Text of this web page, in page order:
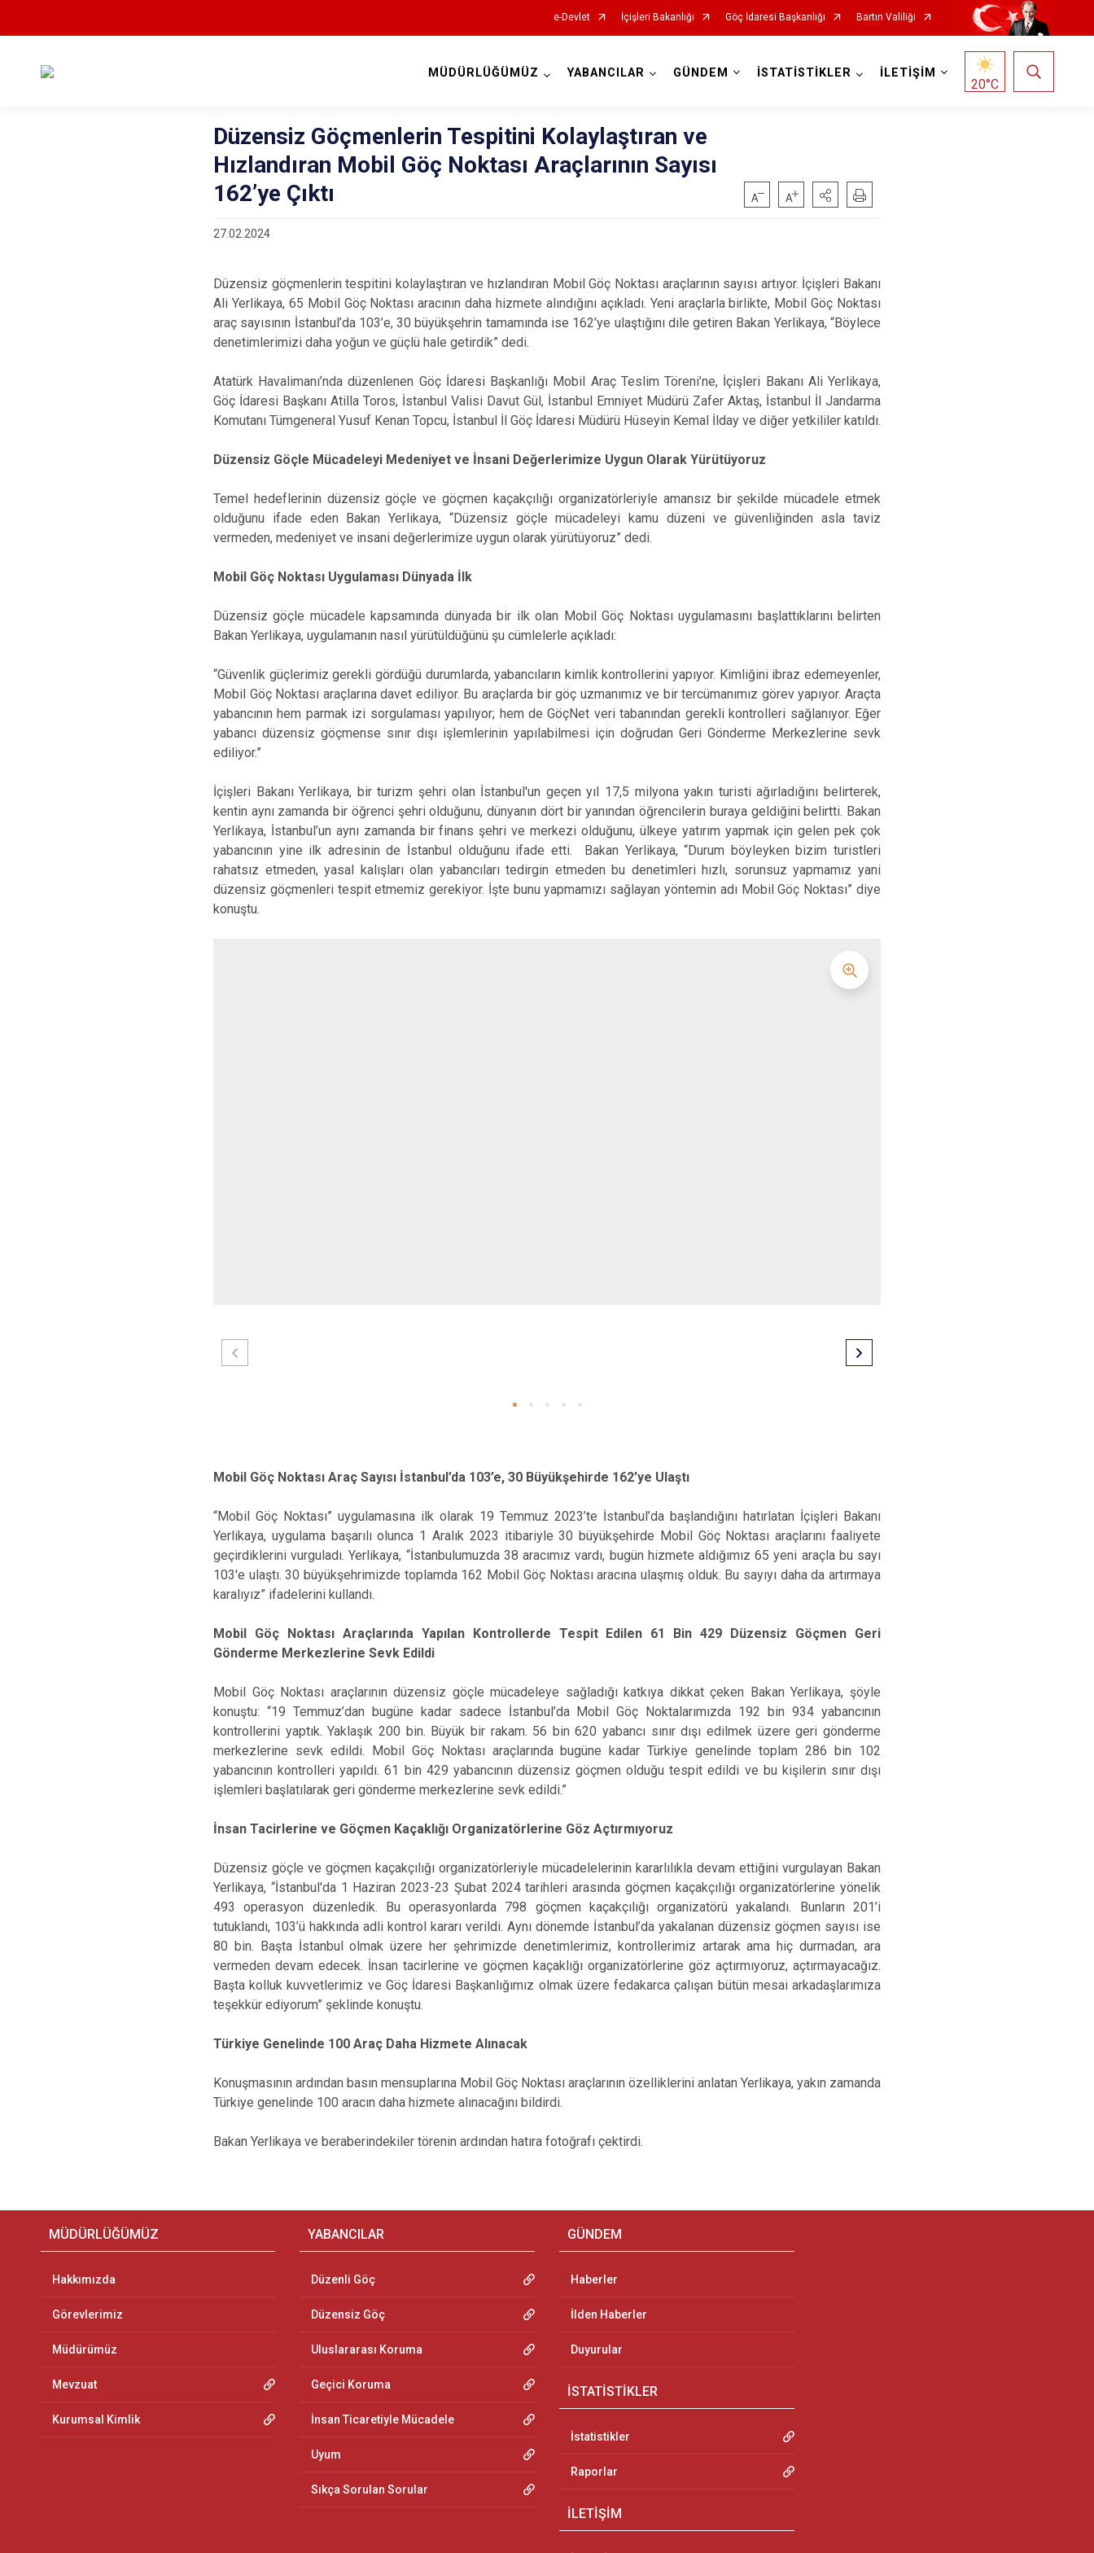
e-Devlet İçişleri Bakanlığı Göç İdaresi Başkanlığı Bartın Valiliği
MÜDÜRLÜĞÜMÜZ YABANCILAR GÜNDEM İSTATİSTİKLER İLETİŞİM
20°C
Düzensiz Göçmenlerin Tespitini Kolaylaştıran ve
Hızlandıran Mobil Göç Noktası Araçlarının Sayısı
162’ye Çıktı
27.02.2024
Düzensiz göçmenlerin tespitini kolaylaştıran ve hızlandıran Mobil Göç Noktası araçlarının sayısı artıyor. İçişleri Bakanı
Ali Yerlikaya, 65 Mobil Göç Noktası aracının daha hizmete alındığını açıkladı. Yeni araçlarla birlikte, Mobil Göç Noktası
araç sayısının İstanbul’da 103’e, 30 büyükşehrin tamamında ise 162’ye ulaştığını dile getiren Bakan Yerlikaya, “Böylece
denetimlerimizi daha yoğun ve güçlü hale getirdik” dedi.
Atatürk Havalimanı’nda düzenlenen Göç İdaresi Başkanlığı Mobil Araç Teslim Töreni’ne, İçişleri Bakanı Ali Yerlikaya,
Göç İdaresi Başkanı Atilla Toros, İstanbul Valisi Davut Gül, İstanbul Emniyet Müdürü Zafer Aktaş, İstanbul İl Jandarma
Komutanı Tümgeneral Yusuf Kenan Topcu, İstanbul İl Göç İdaresi Müdürü Hüseyin Kemal İlday ve diğer yetkililer katıldı.
Düzensiz Göçle Mücadeleyi Medeniyet ve İnsani Değerlerimize Uygun Olarak Yürütüyoruz
Temel hedeflerinin düzensiz göçle ve göçmen kaçakçılığı organizatörleriyle amansız bir şekilde mücadele etmek
olduğunu ifade eden Bakan Yerlikaya, “Düzensiz göçle mücadeleyi kamu düzeni ve güvenliğinden asla taviz
vermeden, medeniyet ve insani değerlerimize uygun olarak yürütüyoruz” dedi.
Mobil Göç Noktası Uygulaması Dünyada İlk
Düzensiz göçle mücadele kapsamında dünyada bir ilk olan Mobil Göç Noktası uygulamasını başlattıklarını belirten
Bakan Yerlikaya, uygulamanın nasıl yürütüldüğünü şu cümlelerle açıkladı:
“Güvenlik güçlerimiz gerekli gördüğü durumlarda, yabancıların kimlik kontrollerini yapıyor. Kimliğini ibraz edemeyenler,
Mobil Göç Noktası araçlarına davet ediliyor. Bu araçlarda bir göç uzmanımız ve bir tercümanımız görev yapıyor. Araçta
yabancının hem parmak izi sorgulaması yapılıyor; hem de GöçNet veri tabanından gerekli kontrolleri sağlanıyor. Eğer
yabancı düzensiz göçmense sınır dışı işlemlerinin yapılabilmesi için doğrudan Geri Gönderme Merkezlerine sevk
ediliyor.”
İçişleri Bakanı Yerlikaya, bir turizm şehri olan İstanbul'un geçen yıl 17,5 milyona yakın turisti ağırladığını belirterek,
kentin aynı zamanda bir öğrenci şehri olduğunu, dünyanın dört bir yanından öğrencilerin buraya geldiğini belirtti. Bakan
Yerlikaya, İstanbul’un aynı zamanda bir finans şehri ve merkezi olduğunu, ülkeye yatırım yapmak için gelen pek çok
yabancının yine ilk adresinin de İstanbul olduğunu ifade etti. Bakan Yerlikaya, “Durum böyleyken bizim turistleri
rahatsız etmeden, yasal kalışları olan yabancıları tedirgin etmeden bu denetimleri hızlı, sorunsuz yapmamız yani
düzensiz göçmenleri tespit etmemiz gerekiyor. İşte bunu yapmamızı sağlayan yöntemin adı Mobil Göç Noktası” diye
konuştu.
Mobil Göç Noktası Araç Sayısı İstanbul’da 103’e, 30 Büyükşehirde 162’ye Ulaştı
“Mobil Göç Noktası” uygulamasına ilk olarak 19 Temmuz 2023’te İstanbul’da başlandığını hatırlatan İçişleri Bakanı
Yerlikaya, uygulama başarılı olunca 1 Aralık 2023 itibariyle 30 büyükşehirde Mobil Göç Noktası araçlarını faaliyete
geçirdiklerini vurguladı. Yerlikaya, “İstanbulumuzda 38 aracımız vardı, bugün hizmete aldığımız 65 yeni araçla bu sayı
103'e ulaştı. 30 büyükşehrimizde toplamda 162 Mobil Göç Noktası aracına ulaşmış olduk. Bu sayıyı daha da artırmaya
karalıyız” ifadelerini kullandı.
Mobil Göç Noktası Araçlarında Yapılan Kontrollerde Tespit Edilen 61 Bin 429 Düzensiz Göçmen Geri
Gönderme Merkezlerine Sevk Edildi
Mobil Göç Noktası araçlarının düzensiz göçle mücadeleye sağladığı katkıya dikkat çeken Bakan Yerlikaya, şöyle
konuştu: “19 Temmuz’dan bugüne kadar sadece İstanbul’da Mobil Göç Noktalarımızda 192 bin 934 yabancının
kontrollerini yaptık. Yaklaşık 200 bin. Büyük bir rakam. 56 bin 620 yabancı sınır dışı edilmek üzere geri gönderme
merkezlerine sevk edildi. Mobil Göç Noktası araçlarında bugüne kadar Türkiye genelinde toplam 286 bin 102
yabancının kontrolleri yapıldı. 61 bin 429 yabancının düzensiz göçmen olduğu tespit edildi ve bu kişilerin sınır dışı
işlemleri başlatılarak geri gönderme merkezlerine sevk edildi.”
İnsan Tacirlerine ve Göçmen Kaçaklığı Organizatörlerine Göz Açtırmıyoruz
Düzensiz göçle ve göçmen kaçakçılığı organizatörleriyle mücadelelerinin kararlılıkla devam ettiğini vurgulayan Bakan
Yerlikaya, “İstanbul'da 1 Haziran 2023-23 Şubat 2024 tarihleri arasında göçmen kaçakçılığı organizatörlerine yönelik
493 operasyon düzenledik. Bu operasyonlarda 798 göçmen kaçakçılığı organizatörü yakalandı. Bunların 201’i
tutuklandı, 103’ü hakkında adli kontrol kararı verildi. Aynı dönemde İstanbul’da yakalanan düzensiz göçmen sayısı ise
80 bin. Başta İstanbul olmak üzere her şehrimizde denetimlerimiz, kontrollerimiz artarak ama hiç durmadan, ara
vermeden devam edecek. İnsan tacirlerine ve göçmen kaçaklığı organizatörlerine göz açtırmıyoruz, açtırmayacağız.
Başta kolluk kuvvetlerimiz ve Göç İdaresi Başkanlığımız olmak üzere fedakarca çalışan bütün mesai arkadaşlarımıza
teşekkür ediyorum” şeklinde konuştu.
Türkiye Genelinde 100 Araç Daha Hizmete Alınacak
Konuşmasının ardından basın mensuplarına Mobil Göç Noktası araçlarının özelliklerini anlatan Yerlikaya, yakın zamanda
Türkiye genelinde 100 aracın daha hizmete alınacağını bildirdi.
Bakan Yerlikaya ve beraberindekiler törenin ardından hatıra fotoğrafı çektirdi.
MÜDÜRLÜĞÜMÜZ
Hakkımızda
Görevlerimiz
Müdürümüz
Mevzuat
Kurumsal Kimlik
YABANCILAR
Düzenli Göç
Düzensiz Göç
Uluslararası Koruma
Geçici Koruma
İnsan Ticaretiyle Mücadele
Uyum
Sıkça Sorulan Sorular
GÜNDEM
Haberler
İlden Haberler
Duyurular
İSTATİSTİKLER
İstatistikler
Raporlar
İLETİŞİM